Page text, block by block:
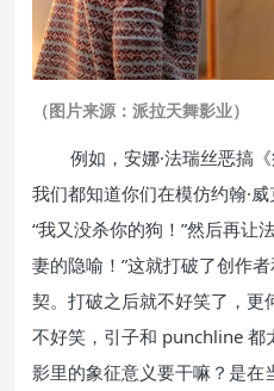
（图片来源：派拉天舞影业）
例如，安娜·法瑞丝恶搞
我们都知道你们在模仿约翰·
“我又没杀你的狗！”然后再让
妻的隐喻！”这就打破了创作
契。打破之后就不好笑了，更
不好笑，引子和 punchline 都
影里的象征意义要干嘛？是在